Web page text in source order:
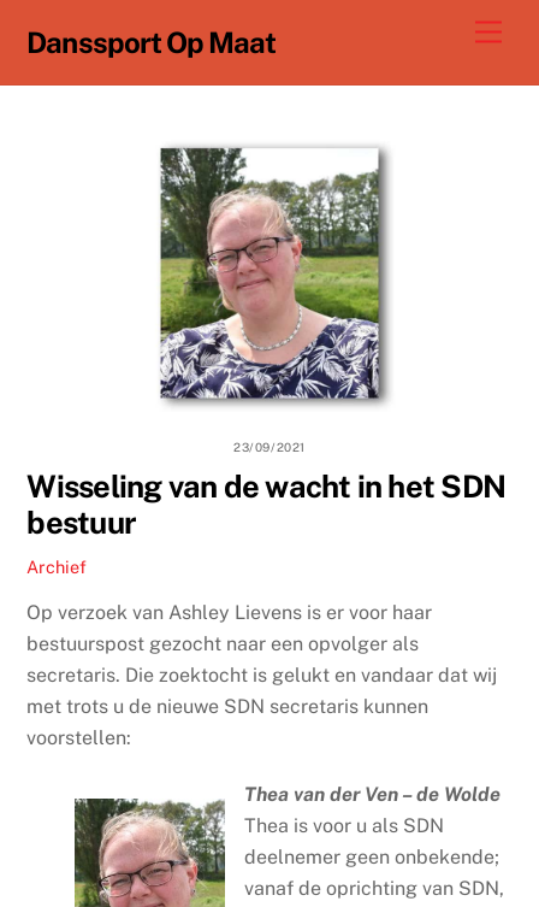
naarDanssport Op Maat
23/09/2021
Wisseling van de wacht in het SDN
bestuur
Archief
Op verzoek van Ashley Lievens is er voor haar
bestuurspost gezocht naar een opvolger als
secretaris. Die zoektocht is gelukt en vandaar dat wij
met trots u de nieuwe SDN secretaris kunnen
voorstellen:
Thea van der Ven – de Wolde
Thea is voor u als SDN
deelnemer geen onbekende;
vanaf de oprichting van SDN,